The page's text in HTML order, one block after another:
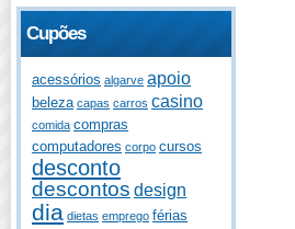
Cupões
acessórios algarve apoio
beleza capas carros casino
comida compras
computadores corpo cursos
desconto
descontos design
dia dietas emprego férias